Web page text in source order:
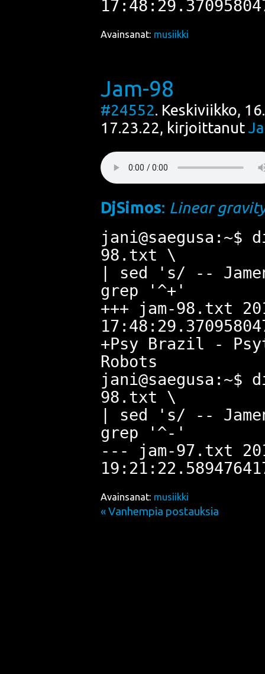
Avainsanat: musiikki
Jam-98
#24552. Keskiviikko,
17.23.22, kirjoittanut
DjSi­mos: Linear
98.txt \
| sed 's/ --
grep '^+'
+++ jam-98.txt
+Psy Brazil -
Robots
98.txt \
| sed 's/ --
grep '^-'
--- jam-97.txt
Avainsanat: musiikki
« Vanhempia postauksia